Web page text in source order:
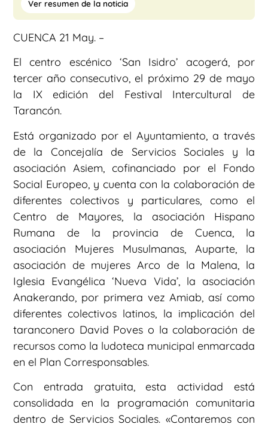
Ver resumen de la noticia
CUENCA 21 May. –
El centro escénico ‘San Isidro’ acogerá, por
tercer año consecutivo, el próximo 29 de mayo
la IX edición del Festival Intercultural de
Tarancón.
Está organizado por el Ayuntamiento, a través
de la Concejalía de Servicios Sociales y la
asociación Asiem, cofinanciado por el Fondo
Social Europeo, y cuenta con la colaboración de
diferentes colectivos y particulares, como el
Centro de Mayores, la asociación Hispano
Rumana de la provincia de Cuenca, la
asociación Mujeres Musulmanas, Auparte, la
asociación de mujeres Arco de la Malena, la
Iglesia Evangélica ‘Nueva Vida’, la asociación
Anakerando, por primera vez Amiab, así como
diferentes colectivos latinos, la implicación del
taranconero David Poves o la colaboración de
recursos como la ludoteca municipal enmarcada
en el Plan Corresponsables.
Con entrada gratuita, esta actividad está
consolidada en la programación comunitaria
dentro de Servicios Sociales. «Contaremos con